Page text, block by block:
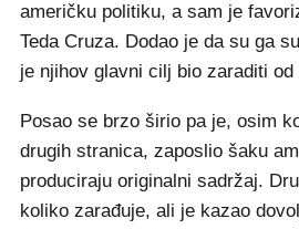
američku politiku, a sam je
Teda Cruza. Dodao je da su ga
je njihov glavni cilj bio zaraditi od
Posao se brzo širio pa je, osim
drugih stranica, zaposlio šaku
produciraju originalni sadržaj.
koliko zarađuje, ali je kazao